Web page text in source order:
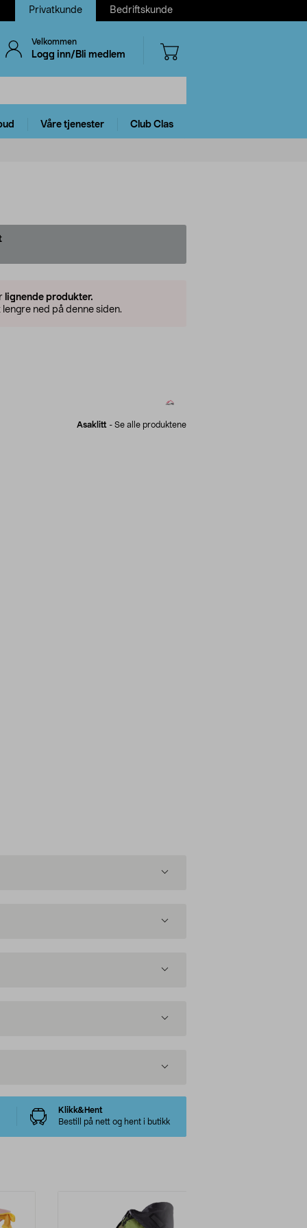
Privatkunde Bedriftskunde
Velkommen
Logg inn/Bli medlem
Våre tjenester Club Clas
lignende produkter.
ned på denne siden.
Asaklitt - Se alle produktene
Klikk&Hent
Bestill på nett og hent i butikk